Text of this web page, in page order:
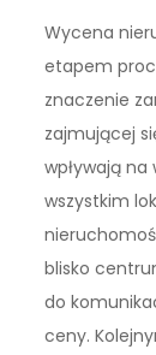
Wycena
etapem
znaczenie
zajmującej
wpływają
wszystkim
blisko
do
ceny.